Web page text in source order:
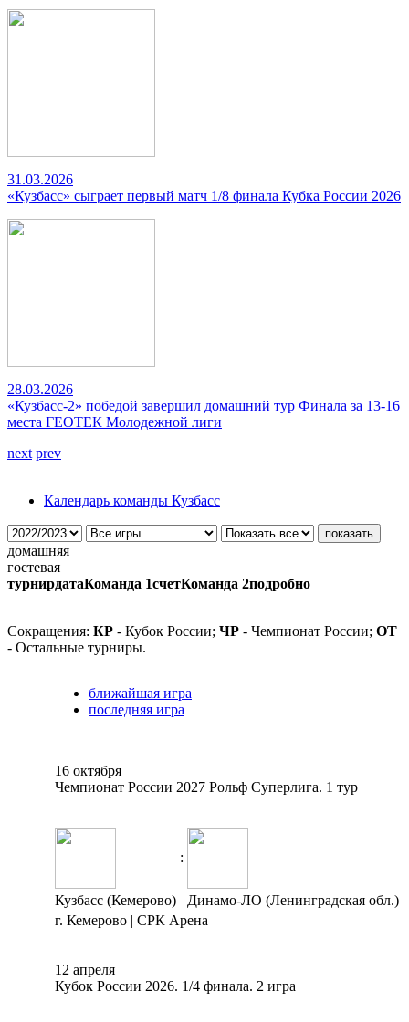
31.03.2026
«Кузбасс» сыграет первый матч 1/8 финала Кубка России 2026
28.03.2026
«Кузбасс-2» победой завершил домашний тур Финала за 13-16
места ГЕОТЕК Молодежной лиги
next prev
Календарь команды Кузбасс
домашняя
гостевая
турнирдатаКоманда 1счетКоманда 2подробно
Сокращения: КР - Кубок России; ЧР - Чемпионат России; ОТ
- Остальные турниры.
ближайшая игра
последняя игра
16 октября
Чемпионат России 2027 Рольф Суперлига. 1 тур
:
Кузбасс (Кемерово)
Динамо-ЛО (Ленинградская обл.)
г. Кемерово | СРК Арена
12 апреля
Кубок России 2026. 1/4 финала. 2 игра